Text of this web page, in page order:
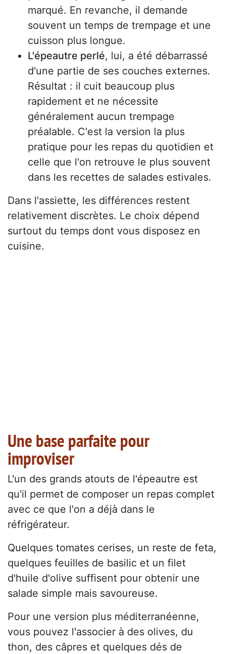
marqué. En revanche, il demande
souvent un temps de trempage et une
cuisson plus longue.
L'épeautre perlé, lui, a été débarrassé
d'une partie de ses couches externes.
Résultat : il cuit beaucoup plus
rapidement et ne nécessite
généralement aucun trempage
préalable. C'est la version la plus
pratique pour les repas du quotidien et
celle que l'on retrouve le plus souvent
dans les recettes de salades estivales.
Dans l'assiette, les différences restent
relativement discrètes. Le choix dépend
surtout du temps dont vous disposez en
cuisine.
Une base parfaite pour
improviser
L'un des grands atouts de l'épeautre est
qu'il permet de composer un repas complet
avec ce que l'on a déjà dans le
réfrigérateur.
Quelques tomates cerises, un reste de feta,
quelques feuilles de basilic et un filet
d'huile d'olive suffisent pour obtenir une
salade simple mais savoureuse.
Pour une version plus méditerranéenne,
vous pouvez l'associer à des olives, du
thon, des câpres et quelques dés de